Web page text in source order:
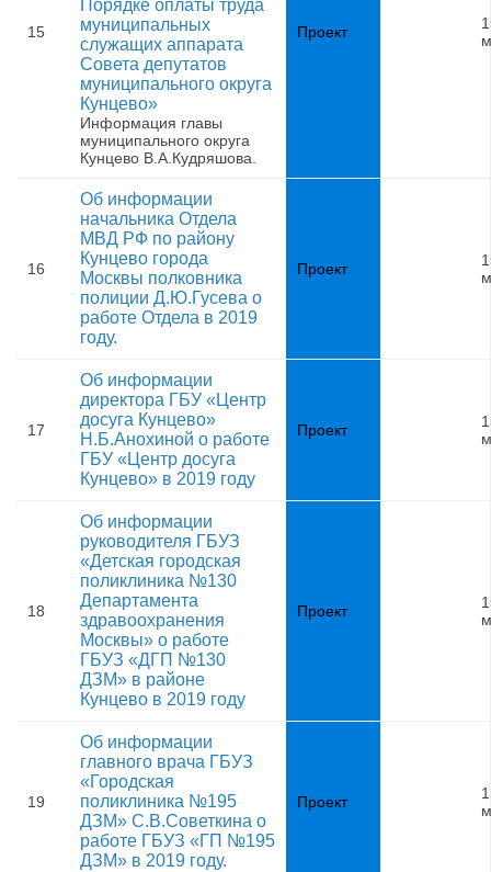
15
Порядке оплаты труда
муниципальных
служащих аппарата
Совета депутатов
муниципального округа
Кунцево»
Информация главы
муниципального округа
Кунцево В.А.Кудряшова.
Проект
16
Об информации
начальника Отдела
МВД РФ по району
Кунцево города
Москвы полковника
полиции Д.Ю.Гусева о
работе Отдела в 2019
году.
Проект
17
Об информации
директора ГБУ «Центр
досуга Кунцево»
Н.Б.Анохиной о работе
ГБУ «Центр досуга
Кунцево» в 2019 году
Проект
18
Об информации
руководителя ГБУЗ
«Детская городская
поликлиника №130
Департамента
здравоохранения
Москвы» о работе
ГБУЗ «ДГП №130
ДЗМ» в районе
Кунцево в 2019 году
Проект
19
Об информации
главного врача ГБУЗ
«Городская
поликлиника №195
ДЗМ» С.В.Советкина о
работе ГБУЗ «ГП №195
ДЗМ» в 2019 году.
Проект